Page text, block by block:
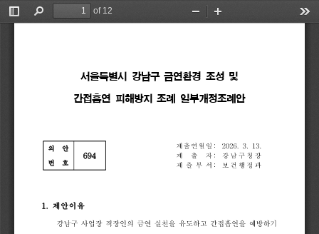
Toggle
Find
of 12
Zoom
서울특별시 강남구 금연환경 조성 및
간접흡연 피해방지 조례 일부개정조례안
의
안
번
호
694
제출연월일 : 2026. 3.
13.
제 출 자 :
강남구청장
제 출 부 서 : 보건행정과
1. 제안이유
강남구 사업장 직장인의 금연 실천을 유도하고 간접흡연을 예방하기